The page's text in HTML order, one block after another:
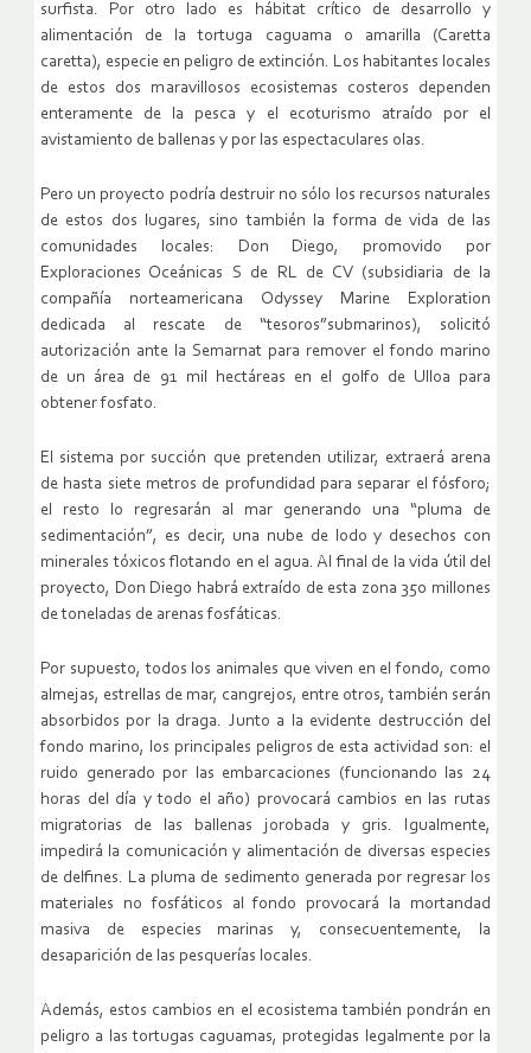
surfista. Por otro lado es hábitat crítico de desarrollo y
alimentación de la tortuga caguama o amarilla (Caretta
caretta), especie en peligro de extinción. Los habitantes locales
de estos dos maravillosos ecosistemas costeros dependen
enteramente de la pesca y el ecoturismo atraído por el
avistamiento de ballenas y por las espectaculares olas.
Pero un proyecto podría destruir no sólo los recursos naturales
de estos dos lugares, sino también la forma de vida de las
comunidades locales: Don Diego, promovido por
Exploraciones Oceánicas S de RL de CV (subsidiaria de la
compañía norteamericana Odyssey Marine Exploration
dedicada al rescate de “tesoros”submarinos), solicitó
autorización ante la Semarnat para remover el fondo marino
de un área de 91 mil hectáreas en el golfo de Ulloa para
obtener fosfato.
El sistema por succión que pretenden utilizar, extraerá arena
de hasta siete metros de profundidad para separar el fósforo;
el resto lo regresarán al mar generando una “pluma de
sedimentación”, es decir, una nube de lodo y desechos con
minerales tóxicos flotando en el agua. Al final de la vida útil del
proyecto, Don Diego habrá extraído de esta zona 350 millones
de toneladas de arenas fosfáticas.
Por supuesto, todos los animales que viven en el fondo, como
almejas, estrellas de mar, cangrejos, entre otros, también serán
absorbidos por la draga. Junto a la evidente destrucción del
fondo marino, los principales peligros de esta actividad son: el
ruido generado por las embarcaciones (funcionando las 24
horas del día y todo el año) provocará cambios en las rutas
migratorias de las ballenas jorobada y gris. Igualmente,
impedirá la comunicación y alimentación de diversas especies
de delfines. La pluma de sedimento generada por regresar los
materiales no fosfáticos al fondo provocará la mortandad
masiva de especies marinas y, consecuentemente, la
desaparición de las pesquerías locales.
Además, estos cambios en el ecosistema también pondrán en
peligro a las tortugas caguamas, protegidas legalmente por la